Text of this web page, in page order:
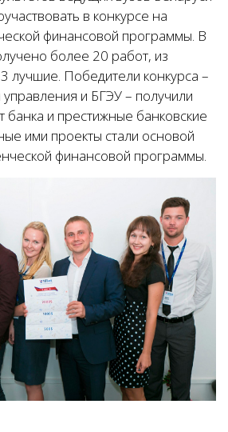
в конкурсе на
финансовой программы. В
более 20 работ, из
лучшие. Победители конкурса –
и БГЭУ – получили
и престижные банковские
ими проекты стали основой
финансовой программы.